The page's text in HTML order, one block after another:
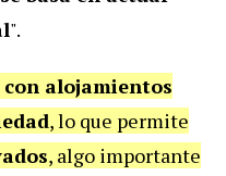
".
alojamientos
, lo que permite
, algo importante